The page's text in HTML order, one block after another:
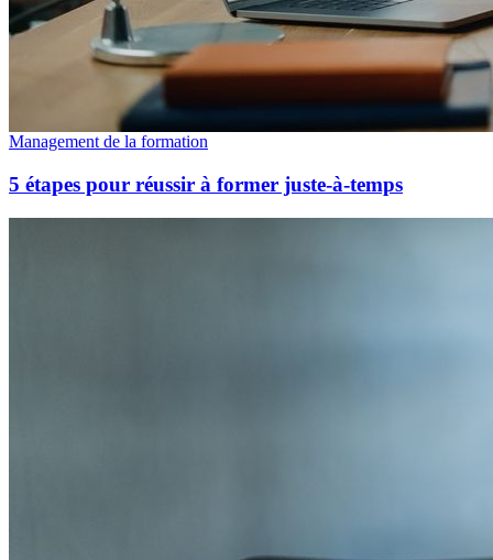
Management de la formation
5 étapes pour réussir à former juste-à-temps